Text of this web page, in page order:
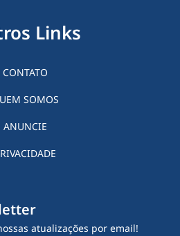
Links
CONTATO
SOMOS
ANUNCIE
atualizações por email!